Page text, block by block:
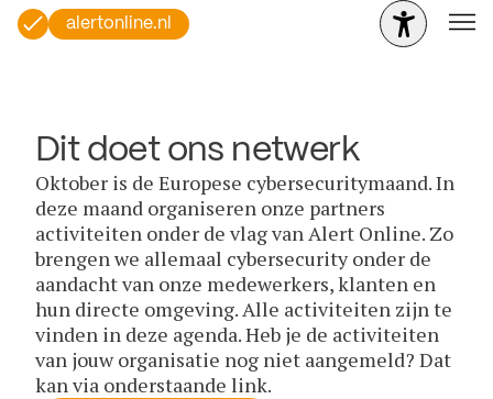
alertonline.nl
Dit doet ons netwerk
Oktober is de Europese cybersecuritymaand. In
deze maand organiseren onze partners
activiteiten onder de vlag van Alert Online. Zo
brengen we allemaal cybersecurity onder de
aandacht van onze medewerkers, klanten en
hun directe omgeving. Alle activiteiten zijn te
vinden in deze agenda. Heb je de activiteiten
van jouw organisatie nog niet aangemeld? Dat
kan via onderstaande link.